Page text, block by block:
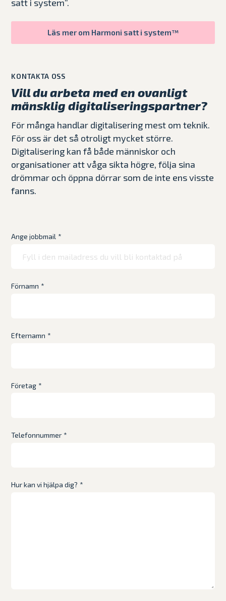
satt i system”.
Läs mer om Harmoni satt i system™
KONTAKTA OSS
Vill du arbeta med en ovanligt
mänsklig digitaliseringspartner?
För många handlar digitalisering mest om teknik.
För oss är det så otroligt mycket större.
Digitalisering kan få både människor och
organisationer att våga sikta högre, följa sina
drömmar och öppna dörrar som de inte ens visste
fanns.
Ange jobbmail *
Förnamn *
Efternamn *
Företag *
Telefonnummer *
Hur kan vi hjälpa dig? *